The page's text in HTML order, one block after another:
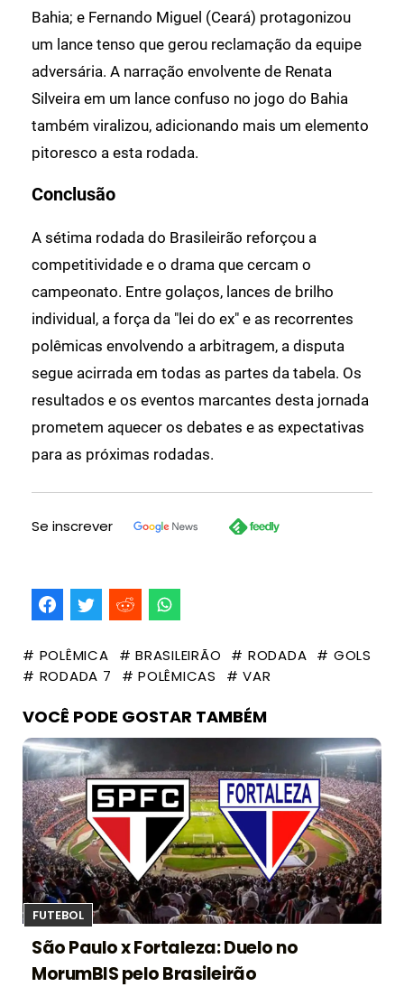
Bahia; e Fernando Miguel (Ceará) protagonizou
um lance tenso que gerou reclamação da equipe
adversária. A narração envolvente de Renata
Silveira em um lance confuso no jogo do Bahia
também viralizou, adicionando mais um elemento
pitoresco a esta rodada.
Conclusão
A sétima rodada do Brasileirão reforçou a
competitividade e o drama que cercam o
campeonato. Entre golaços, lances de brilho
individual, a força da "lei do ex" e as recorrentes
polêmicas envolvendo a arbitragem, a disputa
segue acirrada em todas as partes da tabela. Os
resultados e os eventos marcantes desta jornada
prometem aquecer os debates e as expectativas
para as próximas rodadas.
Se inscrever
# POLÊMICA # BRASILEIRÃO # RODADA # GOLS
# RODADA 7
# POLÊMICAS # VAR
VOCÊ PODE GOSTAR TAMBÉM
FUTEBOL
São Paulo x Fortaleza: Duelo no
MorumBIS pelo Brasileirão